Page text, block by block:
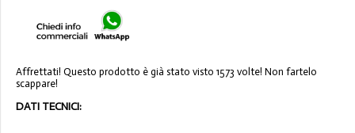
Affrettati! Questo prodotto è già stato visto 1573 volte! Non fartelo
scappare!
DATI TECNICI: